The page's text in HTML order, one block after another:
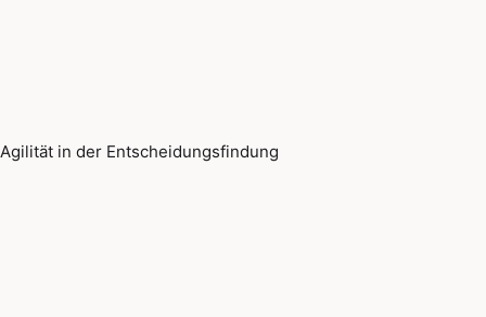
Agilität in der Entscheidungsfindung